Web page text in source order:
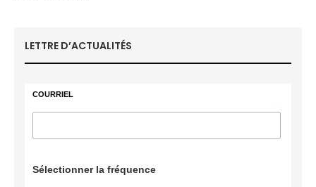
LETTRE D’ACTUALITÉS
COURRIEL
Sélectionner la fréquence